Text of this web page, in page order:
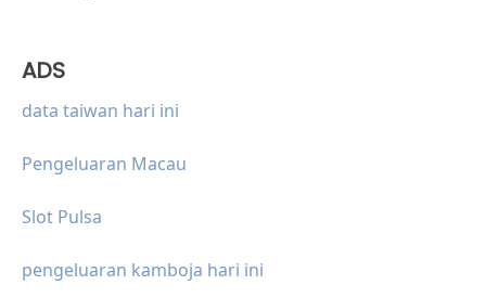
ADS
data taiwan hari ini
Pengeluaran Macau
Slot Pulsa
pengeluaran kamboja hari ini